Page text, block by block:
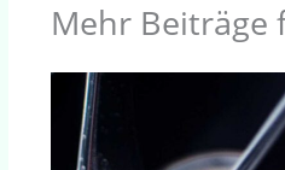
Mehr Beiträge